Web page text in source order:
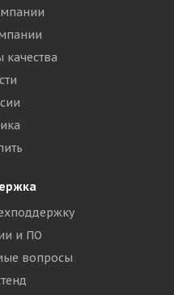
качества
и ПО
вопросы